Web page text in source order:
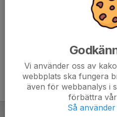
Vi använder oss av
webbplats ska fungera
även för webbanalys i
förbättra
Så